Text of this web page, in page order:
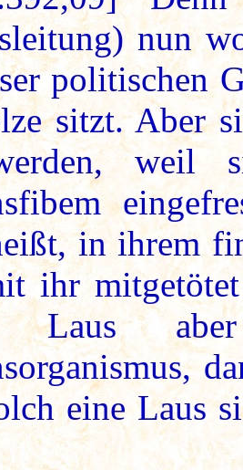
nun
politischen
sitzt. Aber
weil
in ihrem
ihr
Laus
eine Laus